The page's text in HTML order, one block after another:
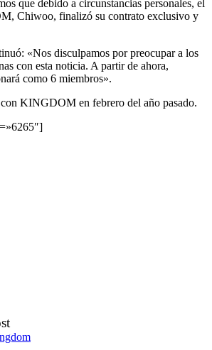
que debido a circunstancias personales, el
Chiwoo, finalizó su contrato exclusivo y
«Nos disculpamos por preocupar a los
con esta noticia. A partir de ahora,
como 6 miembros».
KINGDOM en febrero del año pasado.